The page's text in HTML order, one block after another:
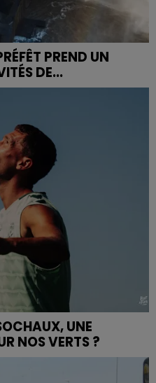
PREND UN
DE...
UNE
NOS VERTS ?